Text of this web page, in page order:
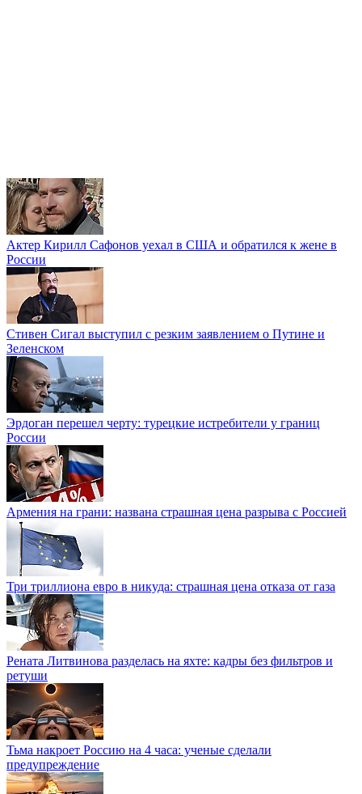
Актер Кирилл Сафонов уехал в США и обратился к жене в
России
Стивен Сигал выступил с резким заявлением о Путине и
Зеленском
Эрдоган перешел черту: турецкие истребители у границ
России
Армения на грани: названа страшная цена разрыва с Россией
Три триллиона евро в никуда: страшная цена отказа от газа
Рената Литвинова разделась на яхте: кадры без фильтров и
ретуши
Тьма накроет Россию на 4 часа: ученые сделали
предупреждение